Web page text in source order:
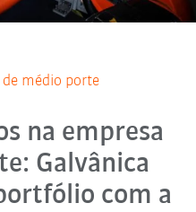
de médio porte
na empresa
Galvânica
com a